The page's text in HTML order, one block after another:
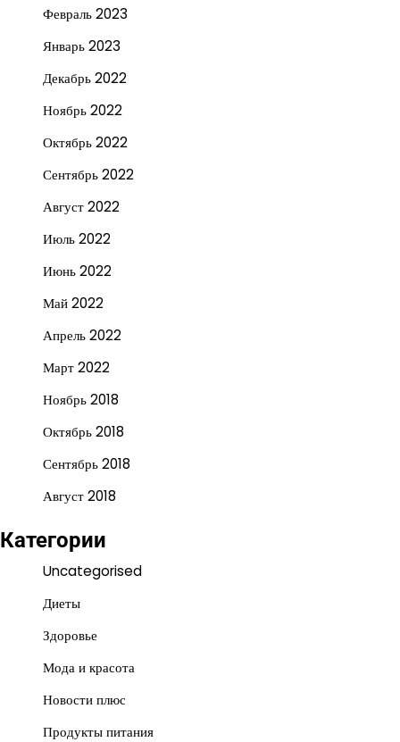
Февраль 2023
Январь 2023
Декабрь 2022
Ноябрь 2022
Октябрь 2022
Сентябрь 2022
Август 2022
Июль 2022
Июнь 2022
Май 2022
Апрель 2022
Март 2022
Ноябрь 2018
Октябрь 2018
Сентябрь 2018
Август 2018
Категории
Uncategorised
Диеты
Здоровье
Мода и красота
Новости плюс
Продукты питания